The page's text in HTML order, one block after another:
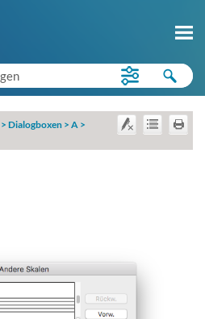
> Dialogboxen > A >